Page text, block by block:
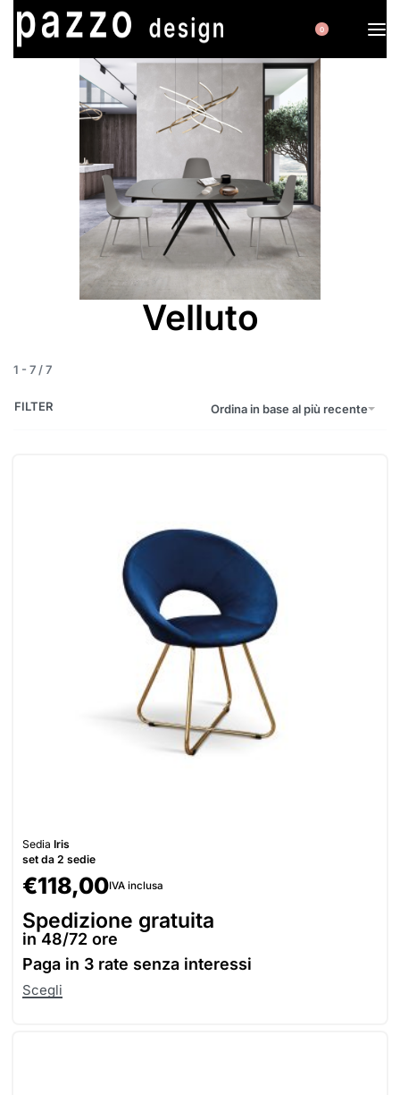
0
Velluto
1 - 7 /7
Ordina in base al più recente
FILTER
Sedia Iris
set da 2 sedie
€118,00IVA inclusa
Spedizione gratuita
in 48/72 ore
Paga in 3 rate senza interessi
Scegli